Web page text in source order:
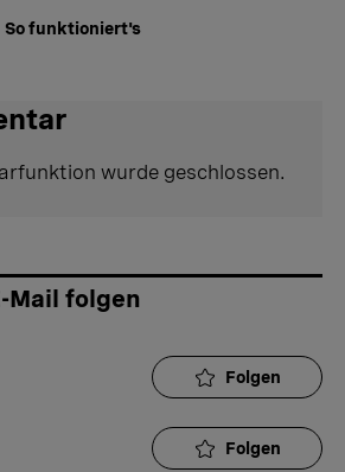
So funktioniert's
wurde geschlossen.
Mail folgen
Folgen
Folgen